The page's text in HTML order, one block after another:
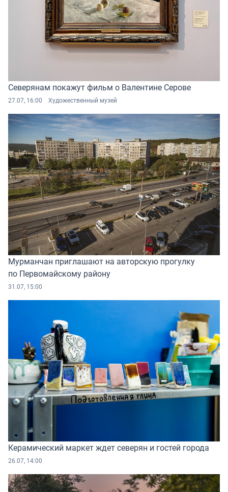
Северянам покажут фильм о Валентине Серове
27.07, 16:00 Художественный музей
Мурманчан приглашают на авторскую прогулку
по Первомайскому району
31.07, 15:00
Керамический маркет ждет северян и гостей города
26.07, 14:00